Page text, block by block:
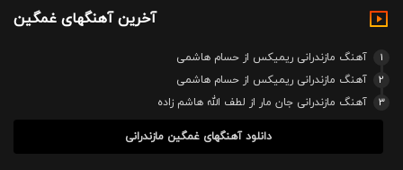
آخرین آهنگهای غمگین
1
آهنگ مازندرانی ریمیکس از حسام هاشمی
2
آهنگ مازندرانی ریمیکس از حسام هاشمی
3
آهنگ مازندرانی جان مار از لطف الله هاشم زاده
دانلود آهنگهای غمگین مازندرانی